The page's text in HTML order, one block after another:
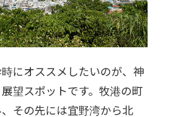
にオススメしたいのが、神
望スポットです。牧港の町
その先には宜野湾から北